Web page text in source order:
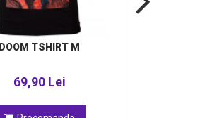
DOOM TSHIRT M
69,90 Lei